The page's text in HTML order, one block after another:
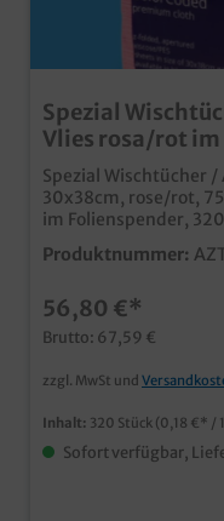
Spezial
Vlies rosa/rot im
(8x40)
Spezial Wischtücher
30x38cm, rose/rot,
im Folienspender,
Wischtücher für den
ideal für HACCP
medizinische
Produktnummer:
56,80 €*
Brutto: 67,59 €
zzgl. MwSt und
Inhalt: 320 Stück (0,18 €* /
Sofort verfügbar,